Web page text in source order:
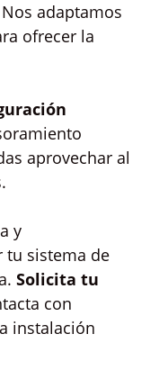
adaptamos
ofrecer la
aprovechar al
y
tu sistema de
Solicita tu
con
instalación